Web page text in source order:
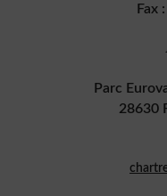
Fax :
Parc
28630